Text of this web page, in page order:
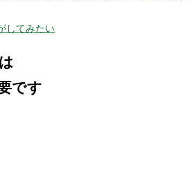
してみたい
です